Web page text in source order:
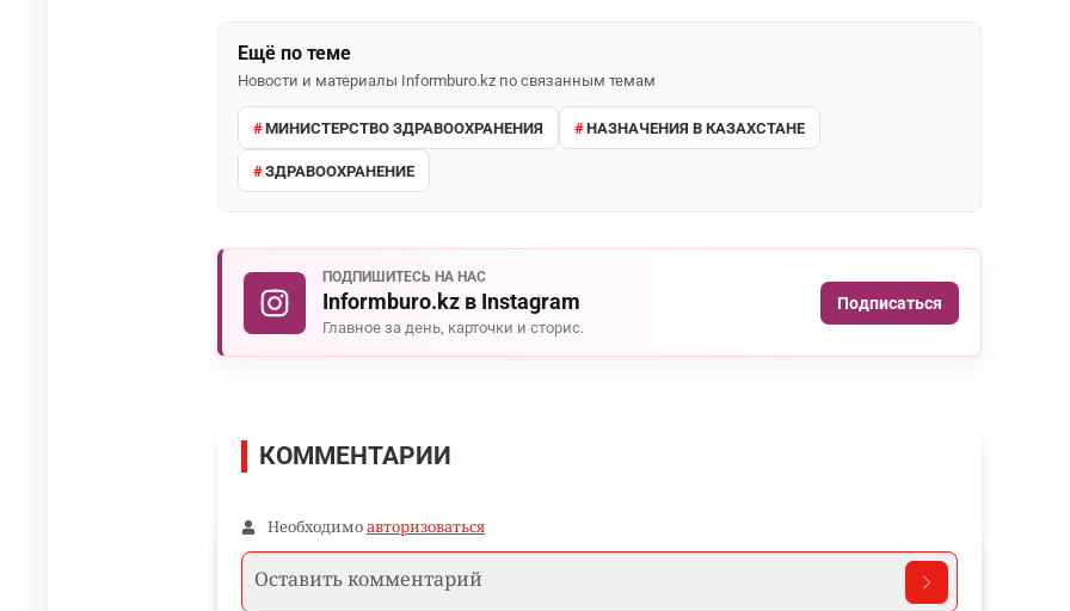
Ещё по теме
Новости и материалы Informburo.kz по связанным темам
МИНИСТЕРСТВО ЗДРАВООХРАНЕНИЯ НАЗНАЧЕНИЯ В КАЗАХСТАНЕ
ЗДРАВООХРАНЕНИЕ
ПОДПИШИТЕСЬ НА НАС
Informburo.kz в Instagram
Главное за день, карточки и сторис.
Подписаться
КОММЕНТАРИИ
Необходимоавторизоваться